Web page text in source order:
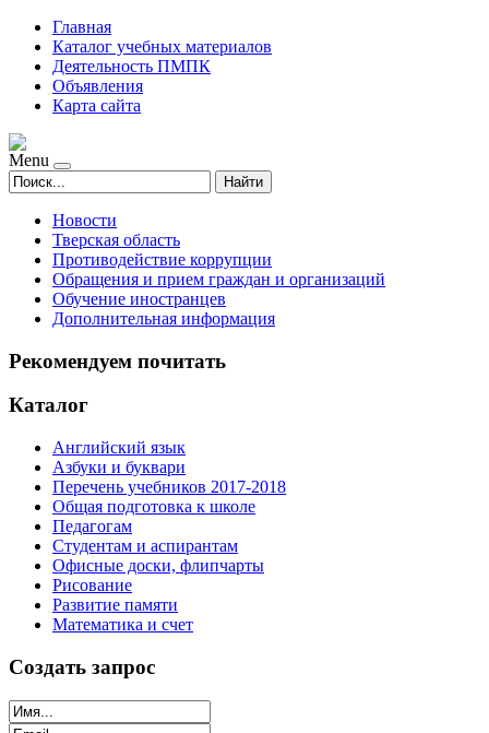
Главная
Каталог учебных материалов
Деятельность ПМПК
Объявления
Карта сайта
Menu
Найти
Новости
Тверская область
Противодействие коррупции
Обращения и прием граждан и организаций
Обучение иностранцев
Дополнительная информация
Рекомендуем почитать
Каталог
Английский язык
Азбуки и буквари
Перечень учебников 2017-2018
Общая подготовка к школе
Педагогам
Студентам и аспирантам
Офисные доски, флипчарты
Рисование
Развитие памяти
Математика и счет
Создать запрос